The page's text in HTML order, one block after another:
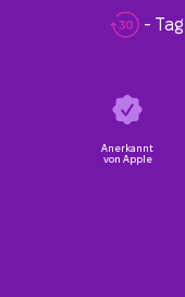
-
Anerkannt
von Apple